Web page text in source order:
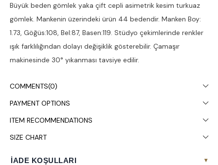
Büyük beden gömlek yaka çift cepli asimetrik kesim turkuaz
gömlek. Mankenin üzerindeki ürün 44 bedendir. Manken Boy:
1.73, Göğüs:108, Bel:87, Basen:119. Stüdyo çekimlerinde renkler
ışık farklılığından dolayı değişiklik gösterebilir. Çamaşır
makinesinde 30° yıkanması tavsiye edilir.
COMMENTS(0)
PAYMENT OPTIONS
ITEM RECOMMENDATIONS
SIZE CHART
İADE KOŞULLARI ▾